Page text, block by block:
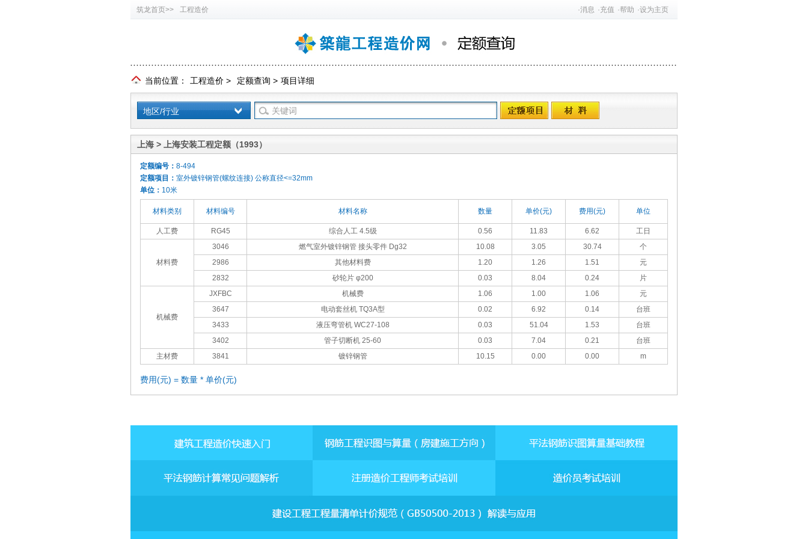
筑龙首页>> 工程造价 ·消息 ·充值 ·帮助 ·设为主页
当前位置： 工程造价 > 定额查询 > 项目详细
地区/行业
上海 > 上海安装工程定额（1993）
定额编号： 8-494
定额项目： 室外镀锌钢管(螺纹连接) 公称直径<=32mm
单位： 10米
材料类别 材料编号 材料名称 数量 单价(元) 费用(元) 单位
人工费 RG45 综合人工 4.5级 0.56 11.83 6.62 工日
材料费
3046 燃气室外镀锌钢管 接头零件 Dg32 10.08 3.05 30.74
个
2986
其他材料费 1.20 1.26 1.51
元
2832
砂轮片 φ200 0.03 8.04 0.24 片
机械费
JXFBC 机械费 1.06 1.00 1.06
元
3647
电动套丝机 TQ3A型 0.02 6.92 0.14
台班
3433
液压弯管机 WC27-108 0.03 51.04 1.53
台班
3402
管子切断机 25-60 0.03 7.04 0.21
台班
主材费
3841 镀锌钢管 10.15 0.00 0.00 m
费用(元) = 数量 * 单价(元)